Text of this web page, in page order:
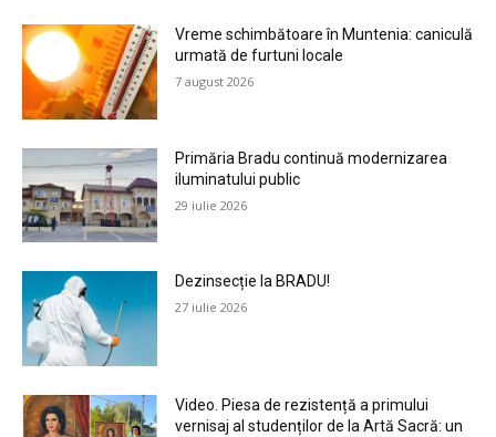
Vreme schimbătoare în Muntenia: caniculă
urmată de furtuni locale
7 august 2026
Primăria Bradu continuă modernizarea
iluminatului public
29 iulie 2026
Dezinsecție la BRADU!
27 iulie 2026
Video. Piesa de rezistență a primului
vernisaj al studenților de la Artă Sacră: un